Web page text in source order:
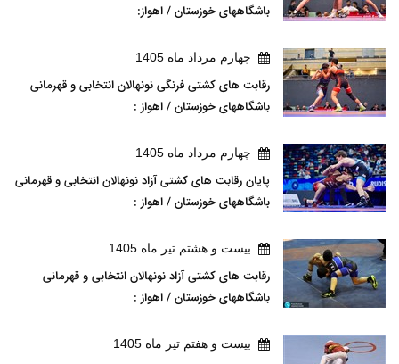
باشگاههای خوزستان / اهواز:
چهارم مرداد ماه 1405
رقابت های کشتی فرنگی نونهالان انتخابی و قهرمانی
باشگاههای خوزستان / اهواز :
چهارم مرداد ماه 1405
پایان رقابت های کشتی آزاد نونهالان انتخابی و قهرمانی
باشگاههای خوزستان / اهواز :
بيست و هشتم تير ماه 1405
رقابت های کشتی آزاد نونهالان انتخابی و قهرمانی
باشگاههای خوزستان / اهواز :
بيست و هفتم تير ماه 1405